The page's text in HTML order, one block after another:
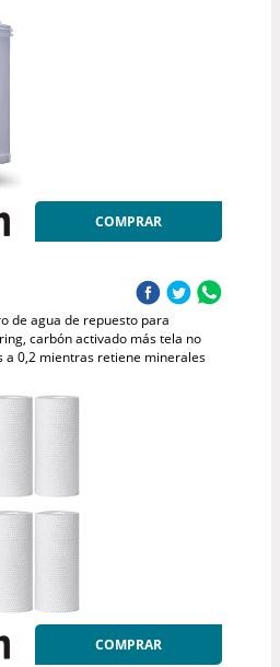
COMPRAR
de agua de repuesto para
carbón activado más tela no
a 0,2 mientras retiene minerales
COMPRAR